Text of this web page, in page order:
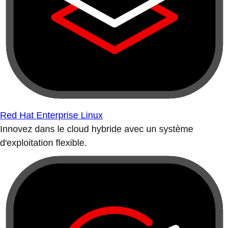
Red Hat Enterprise Linux
Innovez dans le cloud hybride avec un système
d'exploitation flexible.